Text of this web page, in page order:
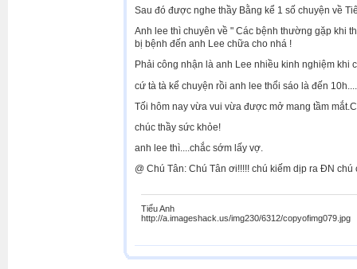
Sau đó được nghe thầy Bằng kể 1 số chuyện về
Anh lee thì chuyên về " Các bệnh thường gặp khi
bị bệnh đến anh Lee chữa cho nhá !
Phải công nhận là anh Lee nhiều kinh nghiệm khi
cứ tà tà kể chuyện rồi anh lee thổi sáo là đến
Tối hôm nay vừa vui vừa được mở mang tầm
chúc thầy sức khỏe!
anh lee thì....chắc sớm lấy vợ.
@ Chú Tân: Chú Tân ơi!!!!! chú kiếm dịp ra ĐN
Tiểu Anh
http://a.imageshack.us/img230/6312/copyofimg079.jpg